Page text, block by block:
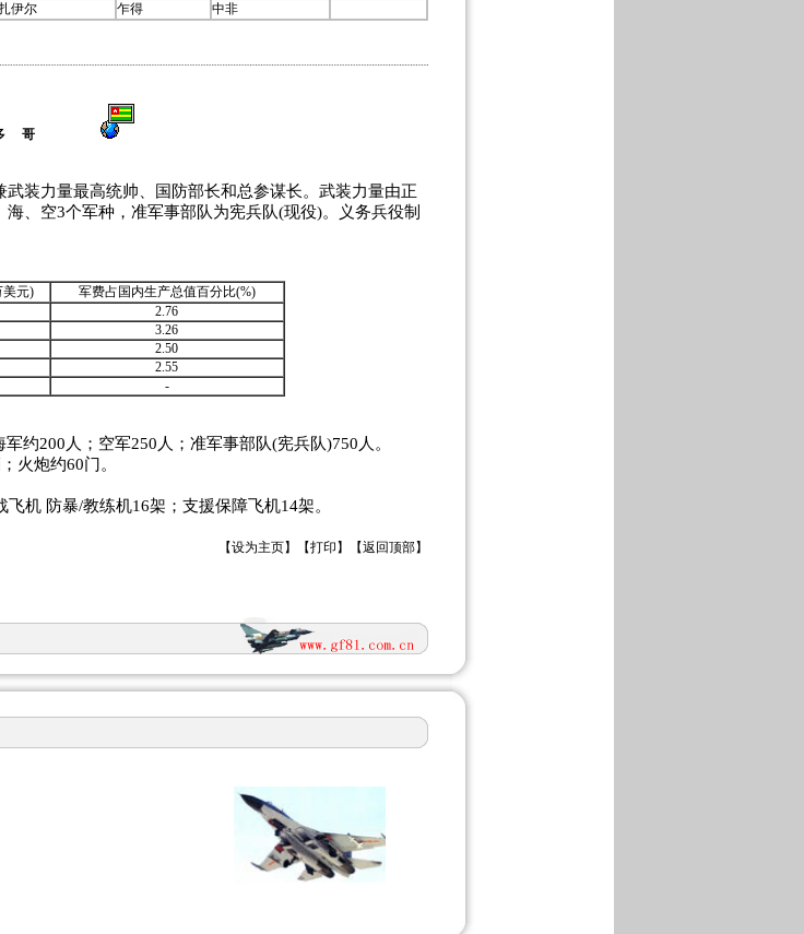
伊尔 乍得 中非
哥
力量最高统帅、国防部长和总参谋长。武装力量由正
、空3个军种，准军事部队为宪兵队(现役)。义务兵役制
美元)
军费占国内生产总值百分比(%)
2.76
3.26
2.50
2.55
-
约200人；空军250人；准军事部队(宪兵队)750人。
火炮约60门。
机 防暴/教练机16架；支援保障飞机14架。
【设为主页】【打印 】【返回顶部】